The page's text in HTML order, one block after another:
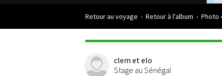
Retour au voyage - Retour à l'album - Photo
clem et elo
Stage au Sénégal